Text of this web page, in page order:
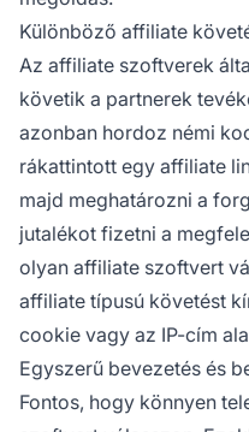
Különböző affiliate
Az affiliate szoftverek
követik a partnerek
azonban hordoz némi
rákattintott egy affiliate
majd meghatározni a
jutalékot fizetni a
olyan affiliate szoftvert
affiliate típusú követést
cookie vagy az IP-cím
Egyszerű bevezetés és
Fontos, hogy könnyen